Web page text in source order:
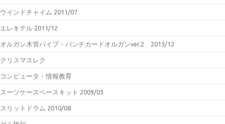
ウインドチャイム 2011/07
エレキテル 2011/12
オルガン木管パイプ・パンチカードオルガンver.2 2013/12
クリスマスレク
コンピュータ・情報教育
スーツケースベースキット 2009/03
スリットドラム 2010/08